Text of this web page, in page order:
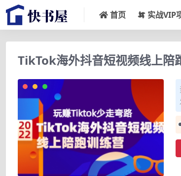
首页 实战VIP
TikTok海外抖音短视频线上陪